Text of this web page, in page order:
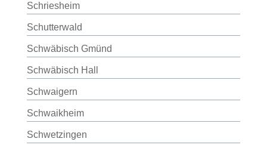
Schriesheim
Schutterwald
Schwäbisch Gmünd
Schwäbisch Hall
Schwaigern
Schwaikheim
Schwetzingen